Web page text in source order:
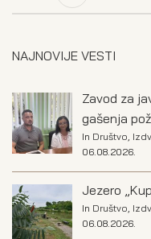
NAJNOVIJE VESTI
Zavod za
gašenja
In Društvo,
06.08.2026.
Jezero
In Društvo,
06.08.2026.